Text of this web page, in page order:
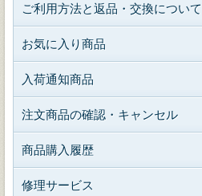
ご利用方法と返品・交換について
お気に入り商品
入荷通知商品
注文商品の確認・キャンセル
商品購入履歴
修理サービス